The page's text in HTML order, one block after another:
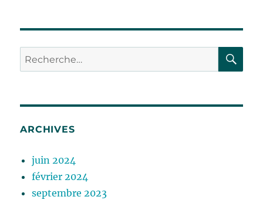
Recherche
pour :
ARCHIVES
juin 2024
février 2024
septembre 2023